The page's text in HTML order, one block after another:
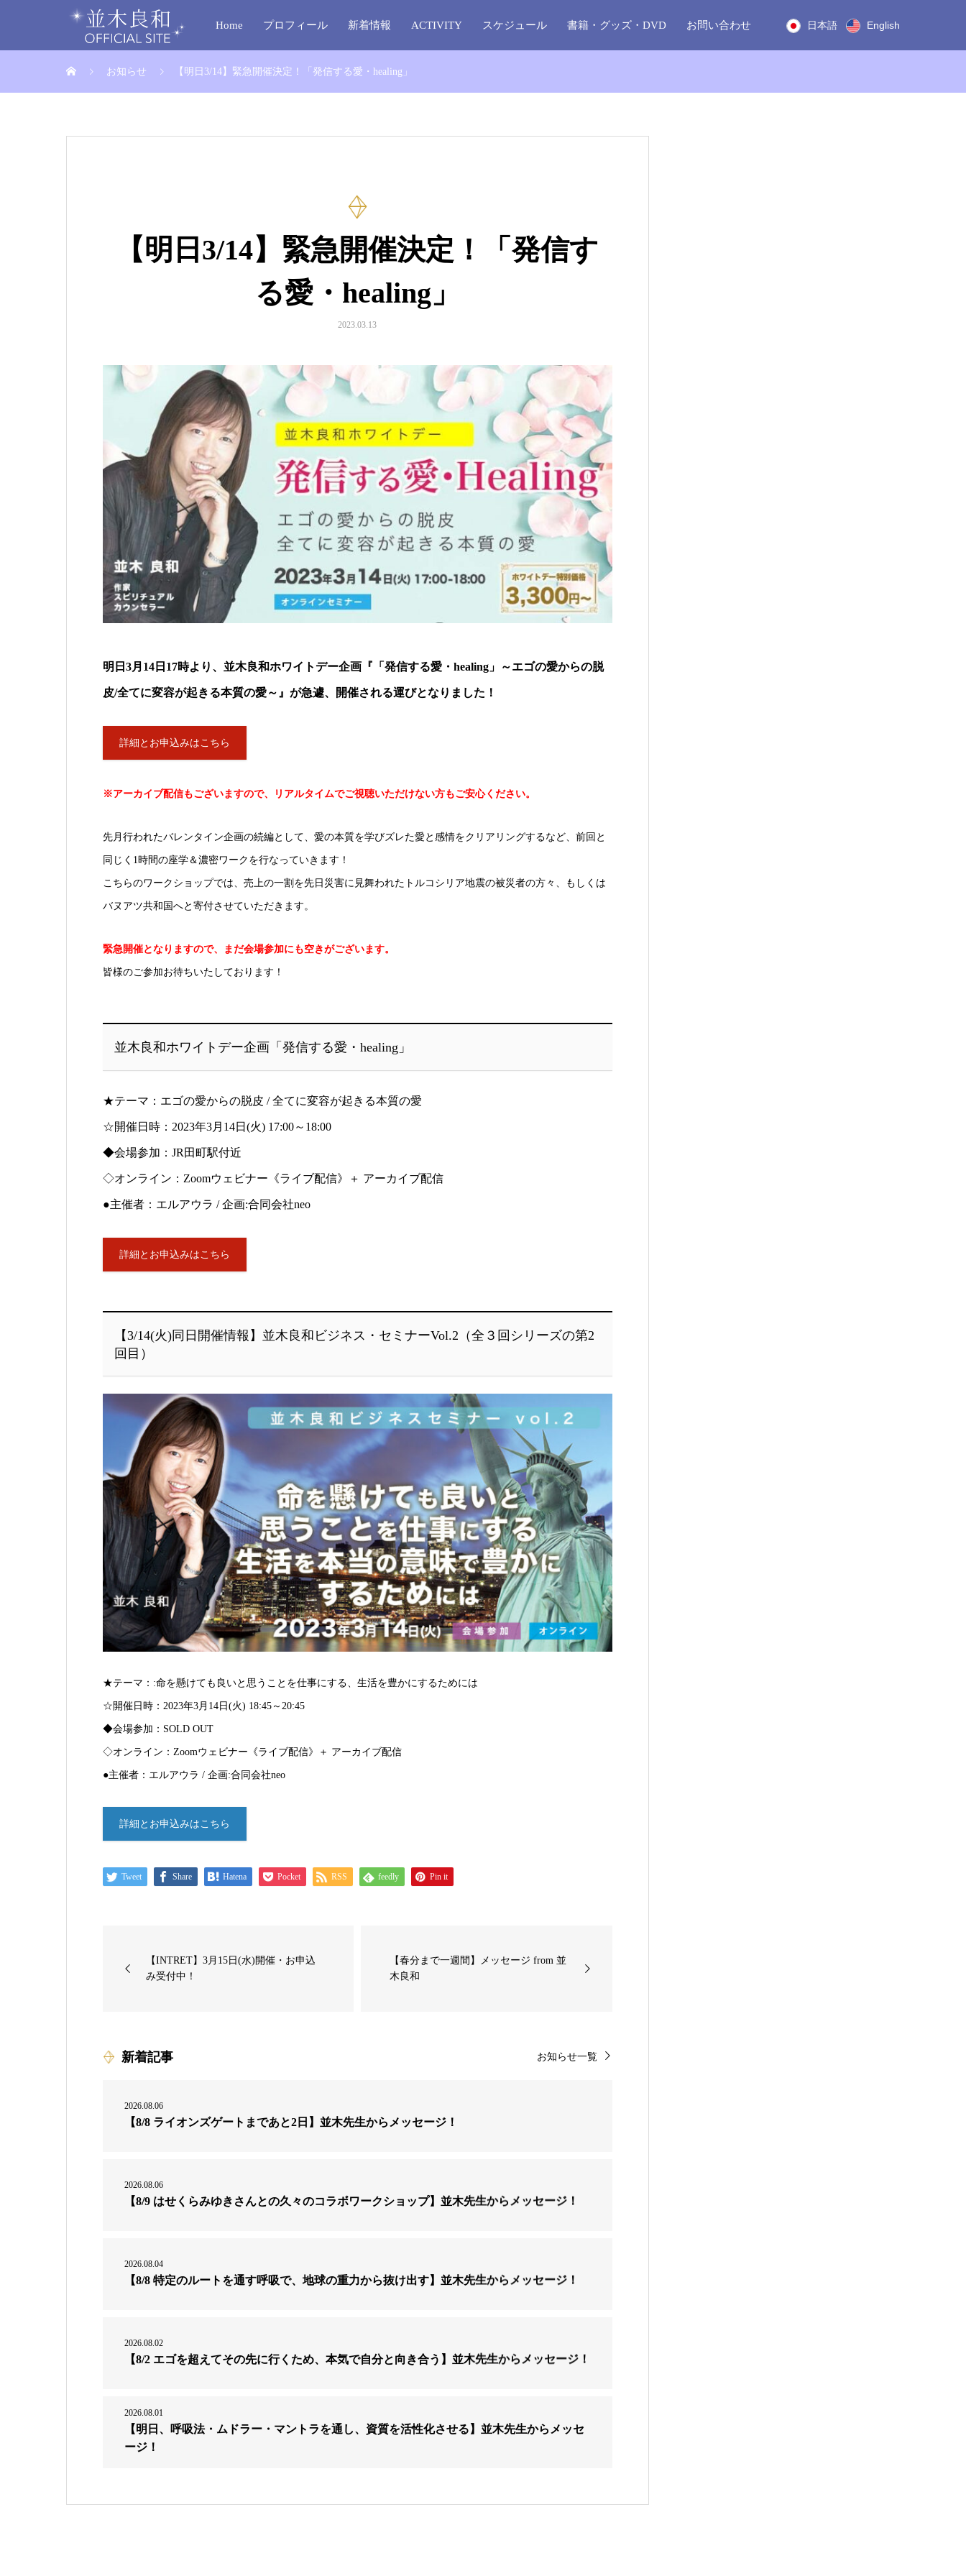
Home プロフィール 新着情報 ACTIVITY スケジュール 書籍・グッズ・DVD お問い合わせ 日本語 English
お知らせ 【明日3/14】緊急開催決定！「発信する愛・healing」
【明日3/14】緊急開催決定！「発信す
る愛・healing」
2023.03.13
明日3月14日17時より、並木良和ホワイトデー企画『「発信する愛・healing」～エゴの愛からの脱
皮/全てに変容が起きる本質の愛～』が急遽、開催される運びとなりました！
詳細とお申込みはこちら
※アーカイブ配信もございますので、リアルタイムでご視聴いただけない方もご安心ください。
先月行われたバレンタイン企画の続編として、愛の本質を学びズレた愛と感情をクリアリングするなど、前回と
同じく1時間の座学＆濃密ワークを行なっていきます！
こちらのワークショップでは、売上の一割を先日災害に見舞われたトルコシリア地震の被災者の方々、もしくは
バヌアツ共和国へと寄付させていただきます。
緊急開催となりますので、まだ会場参加にも空きがございます。
皆様のご参加お待ちいたしております！
並木良和ホワイトデー企画「発信する愛・healing」
★テーマ：エゴの愛からの脱皮 / 全てに変容が起きる本質の愛
☆開催日時：2023年3月14日(火) 17:00～18:00
◆会場参加：JR田町駅付近
◇オンライン：Zoomウェビナー《ライブ配信》＋ アーカイブ配信
●主催者：エルアウラ / 企画:合同会社neo
詳細とお申込みはこちら
【3/14(火)同日開催情報】並木良和ビジネス・セミナーVol.2（全３回シリーズの第2
回目）
★テーマ：:命を懸けても良いと思うことを仕事にする、生活を豊かにするためには
☆開催日時：2023年3月14日(火) 18:45～20:45
◆会場参加：SOLD OUT
◇オンライン：Zoomウェビナー《ライブ配信》＋ アーカイブ配信
●主催者：エルアウラ / 企画:合同会社neo
詳細とお申込みはこちら
Tweet Share Hatena Pocket RSS feedly Pin it
【INTRET】3月15日(水)開催・お申込
み受付中！
【春分まで一週間】メッセージ from 並
木良和
新着記事 お知らせ一覧
2026.08.06
【8/8 ライオンズゲートまであと2日】並木先生からメッセージ！
2026.08.06
【8/9 はせくらみゆきさんとの久々のコラボワークショップ】並木先生からメッセージ！
2026.08.04
【8/8 特定のルートを通す呼吸で、地球の重力から抜け出す】並木先生からメッセージ！
2026.08.02
【8/2 エゴを超えてその先に行くため、本気で自分と向き合う】並木先生からメッセージ！
2026.08.01
【明日、呼吸法・ムドラー・マントラを通し、資質を活性化させる】並木先生からメッセ
ージ！